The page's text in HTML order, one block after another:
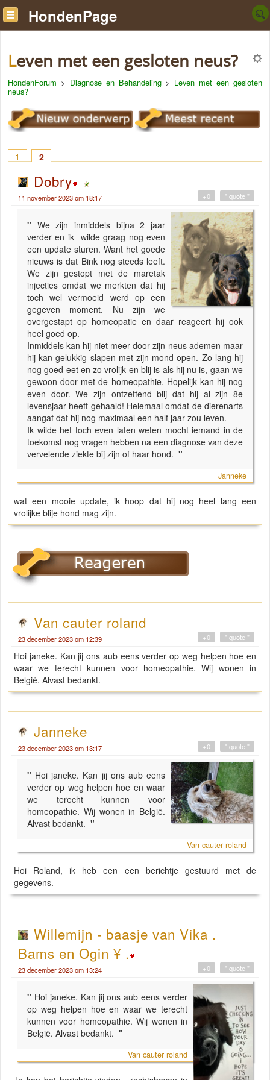
HondenPage
Leven met een gesloten neus?
HondenForum > Diagnose en Behandeling> Leven met een gesloten
neus?
1 2
Dobry
11 november 2023 om 18:17 " quote "
+0
" We zijn inmiddels bijna 2 jaar
verder en ik wilde graag nog even
een update sturen. Want het goede
nieuws is dat Bink nog steeds leeft.
We zijn gestopt met de maretak
injecties omdat we merkten dat hij
toch wel vermoeid werd op een
gegeven moment. Nu zijn we
overgestapt op homeopatie en daar reageert hij ook
heel goed op.
Inmiddels kan hij niet meer door zijn neus ademen maar
hij kan gelukkig slapen met zijn mond open. Zo lang hij
nog goed eet en zo vrolijk en blij is als hij nu is, gaan we
gewoon door met de homeopathie. Hopelijk kan hij nog
even door. We zijn ontzettend blij dat hij al zijn 8e
levensjaar heeft gehaald! Helemaal omdat de dierenarts
aangaf dat hij nog maximaal een half jaar zou leven.
Ik wilde het toch even laten weten mocht iemand in de
toekomst nog vragen hebben na een diagnose van deze
vervelende ziekte bij zijn of haar hond. "
Janneke
wat een mooie update, ik hoop dat hij nog heel lang een
vrolijke blije hond mag zijn.
Van cauter roland
23 december 2023 om 12:39 " quote "
+0
Hoi janeke. Kan jij ons aub eens verder op weg helpen hoe en
waar we terecht kunnen voor homeopathie. Wij wonen in
België. Alvast bedankt.
Janneke
23 december 2023 om 13:17 " quote "
+0
" Hoi janeke. Kan jij ons aub eens
verder op weg helpen hoe en waar
we terecht kunnen voor
homeopathie. Wij wonen in België.
Alvast bedankt. "
Van cauter roland
Hoi Roland, ik heb een een berichtje gestuurd met de
gegevens.
Willemijn - baasje van Vika .
Bams en Ogin ¥ .
23 december 2023 om 13:24 " quote "
+0
" Hoi janeke. Kan jij ons aub eens verder
op weg helpen hoe en waar we terecht
kunnen voor homeopathie. Wij wonen in
België. Alvast bedankt. "
Van cauter roland